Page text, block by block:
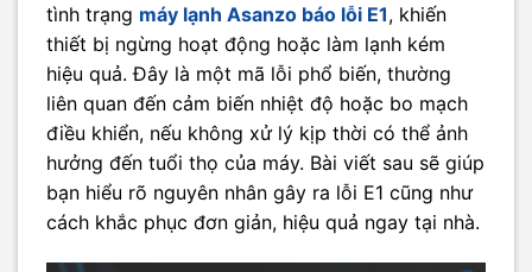
tình trạng máy lạnh Asanzo báo lỗi E1, khiến
thiết bị ngừng hoạt động hoặc làm lạnh kém
hiệu quả. Đây là một mã lỗi phổ biến, thường
liên quan đến cảm biến nhiệt độ hoặc bo mạch
điều khiển, nếu không xử lý kịp thời có thể ảnh
hưởng đến tuổi thọ của máy. Bài viết sau sẽ giúp
bạn hiểu rõ nguyên nhân gây ra lỗi E1 cũng như
cách khắc phục đơn giản, hiệu quả ngay tại nhà.